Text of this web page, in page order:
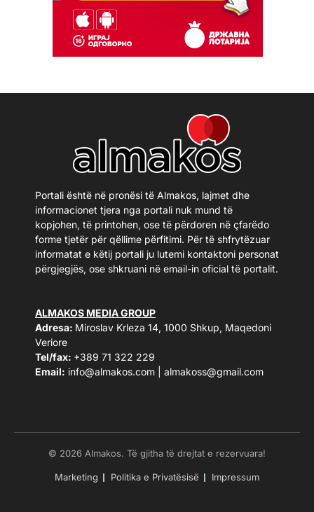
Portali është në pronësi të Almakos, lajmet dhe
informacionet tjera nga portali nuk mund të
kopjohen, të printohen, ose të përdoren në çfarëdo
forme tjetër për qëllime përfitimi. Për të shfrytëzuar
informatat e këtij portali ju lutemi kontaktoni personat
përgjegjës, ose shkruani në email-in oficial të portalit.
ALMAKOS MEDIA GROUP
Adresa: Miroslav Krleza 14, 1000 Shkup, Maqedoni
Veriore
Tel/fax: +389 71 322 229
Email: info@almakos.com almakoss@gmail.com
© 2026 Almakos. Të gjitha të drejtat e rezervuara!
Marketing Politika e Privatësisë Impressum